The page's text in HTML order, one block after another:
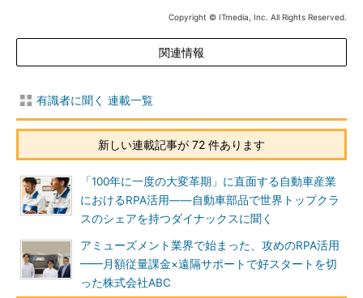
Copyright © ITmedia, Inc. All Rights Reserved.
関連情報
有識者に聞く 連載一覧
新しい連載記事が 72 件あります
「100年に一度の大変革期」に直面する自動車産業
におけるRPA活用――自動車部品で世界トップクラ
スのシェアを持つダイナックスに聞く
アミューズメント業界で始まった、攻めのRPA活用
━━月額従量課金×遠隔サポートで好スタートを切
った株式会社ABC